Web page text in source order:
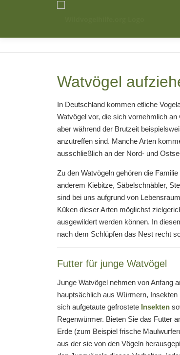
Watvögel
In Deutschland kommen etliche
Watvögel vor, die sich vornehmlich
aber während der Brutzeit
anzutreffen sind. Manche Arten
ausschließlich an der Nord- und
Zu den Watvögeln gehören die
anderem Kiebitze, Säbelschnäbler,
sind bei uns aufgrund von
Küken dieser Arten möglichst
ausgewildert werden können. In
nach dem Schlüpfen das Nest recht
Futter für junge Watvögel
Junge Watvögel nehmen von Anfang
hauptsächlich aus Würmern,
sich aufgetaute gefrostete Insekten
Regenwürmer. Bieten Sie das Futter
Erde (zum Beispiel frische
aus der sie von den Vögeln